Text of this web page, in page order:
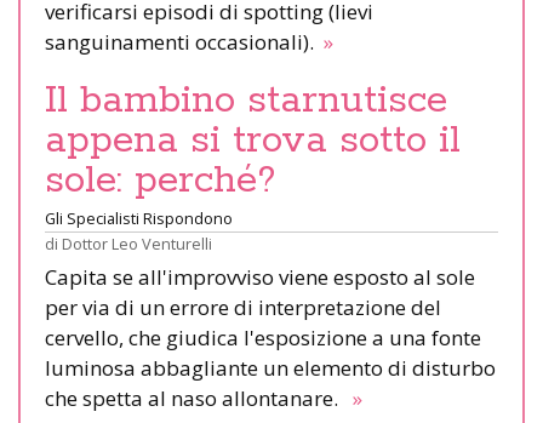
verificarsi episodi di spotting (lievi
sanguinamenti occasionali). »
Il bambino starnutisce
appena si trova sotto il
sole: perché?
Gli Specialisti Rispondono
di Dottor Leo Venturelli
Capita se all'improvviso viene esposto al sole
per via di un errore di interpretazione del
cervello, che giudica l'esposizione a una fonte
luminosa abbagliante un elemento di disturbo
che spetta al naso allontanare. »